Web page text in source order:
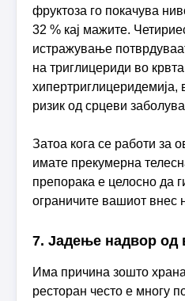
фруктоза го покачува
32 % кај мажите.
истражување
на триглицериди во
хипертриглицеридемија,
ризик од срцеви
Затоа кога се работи за
имате прекумерна
препорака е целосно да
ограничите вашиот внес
7. Јадење надвор од
Има причина зошто
ресторан често е многу